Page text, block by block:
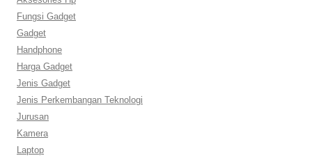
Fungsi Gadget
Gadget
Handphone
Harga Gadget
Jenis Gadget
Jenis Perkembangan Teknologi
Jurusan
Kamera
Laptop